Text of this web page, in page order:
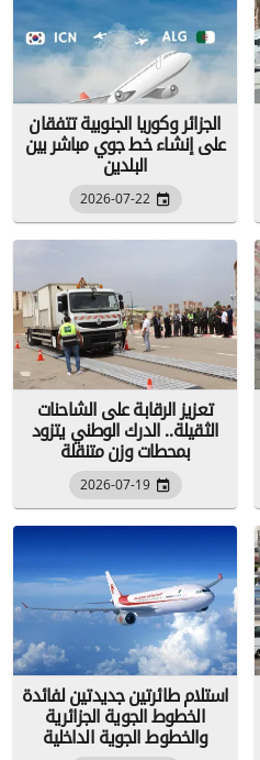
الجزائر وكوريا الجنوبية تتفقان
على إنشاء خط جوي مباشر بين
البلدين
2026-07-22
تعزيز الرقابة على الشاحنات
الثقيلة.. الدرك الوطني يتزود
بمحطات وزن متنقلة
2026-07-19
استلام طائرتين جديدتين لفائدة
الخطوط الجوية الجزائرية
والخطوط الجوية الداخلية